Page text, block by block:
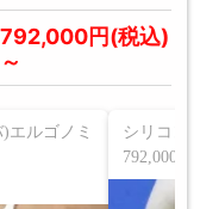
792,000円(税込)
～
エルゴノミ
シリコン
792,000